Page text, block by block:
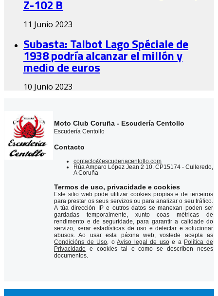
Z-102 B
11 Junio 2023
Subasta: Talbot Lago Spéciale de
1938 podría alcanzar el millón y
medio de euros
10 Junio 2023
Moto Club Coruña - Escudería Centollo
Escudería Centollo
Contacto
contacto@escuderiacentollo.com
Rúa Amparo López Jean 2 10. CP15174 - Culleredo,
A Coruña
Termos de uso, privacidade e cookies
Este sitio web pode utilizar cookies propias e de terceiros
para prestar os seus servizos ou para analizar o seu tráfico.
A túa dirección IP e outros datos se manexan poden ser
gardadas temporalmente, xunto coas métricas de
rendimento e de seguridade, para garantir a calidade do
servizo, xerar estadísticas de uso e detectar e solucionar
abusos. Ao usar esta páxina web, vostede acepta as
Condicións de Uso , oAviso legal de usoe a Política de
Privacidade e cookies tal e como se describen neses
documentos.